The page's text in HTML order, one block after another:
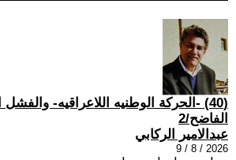
(40) -الحركة الوطنيه اللاعراقيه- والفشل
الفاضح/2
عبدالامير الركابي
2026 / 8 / 9